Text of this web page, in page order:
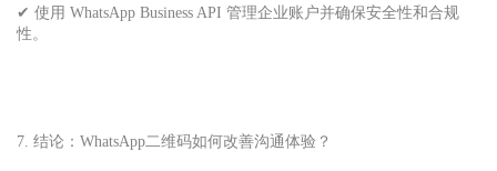
✔ 使用 WhatsApp Business API 管理企业账户并确保安全性和合规
性。
7. 结论：WhatsApp二维码如何改善沟通体验？